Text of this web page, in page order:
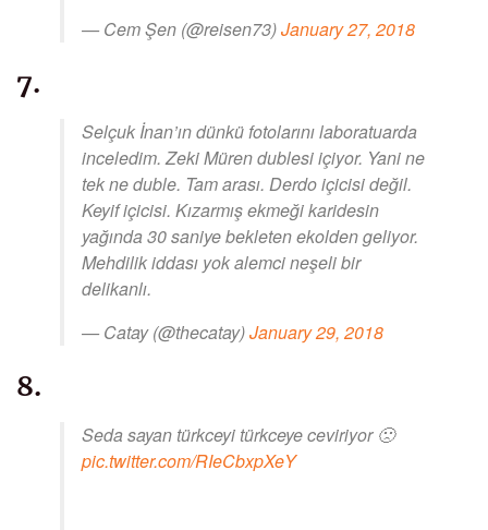
— Cem Şen (@reisen73)January 27, 2018
7.
Selçuk İnan’ın dünkü fotolarını laboratuarda
inceledim. Zeki Müren dublesi içiyor. Yani ne
tek ne duble. Tam arası. Derdo içicisi değil.
Keyif içicisi. Kızarmış ekmeği karidesin
yağında 30 saniye bekleten ekolden geliyor.
Mehdilik iddası yok alemci neşeli bir
delikanlı.
— Catay (@thecatay)January 29, 2018
8.
Seda sayan türkceyi türkceye ceviriyor 🙁
pic.twitter.com/RIeCbxpXeY